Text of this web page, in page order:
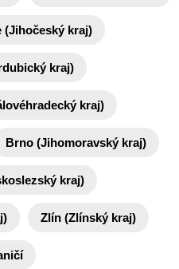
(Jihočeský kraj)
kraj)
kraj)
Brno (Jihomoravský kraj)
kraj)
Zlín (Zlínský kraj)